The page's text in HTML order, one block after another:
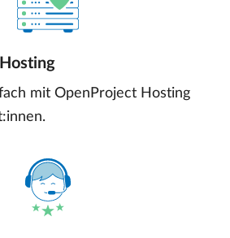
mit OpenProject Hosting